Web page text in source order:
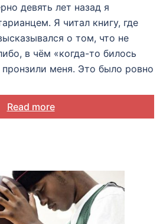
девять лет назад я
Я читал книгу, где
о том, что не
в чём «когда-то билось
меня. Это было ровно
Read more